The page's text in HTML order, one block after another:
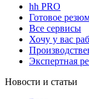
hh PRO
Готовое
Все сервисы
Хочу у вас
Экспертная
Новости и статьи